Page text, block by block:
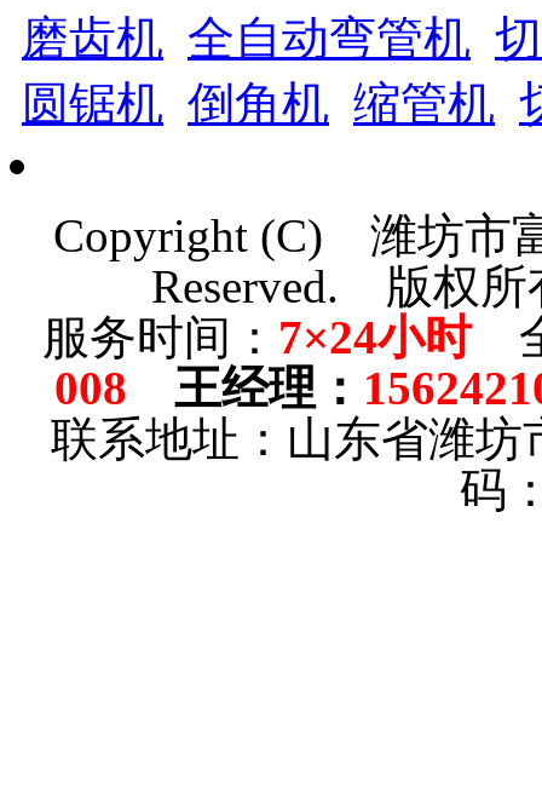
磨齿机 全自动弯管机
圆锯机 倒角机 缩管机
Copyright (C) 潍坊市
Reserved. 版权所
服务时间： 7×24小时全
008 王经理 ：
联系地址：山东省潍
码